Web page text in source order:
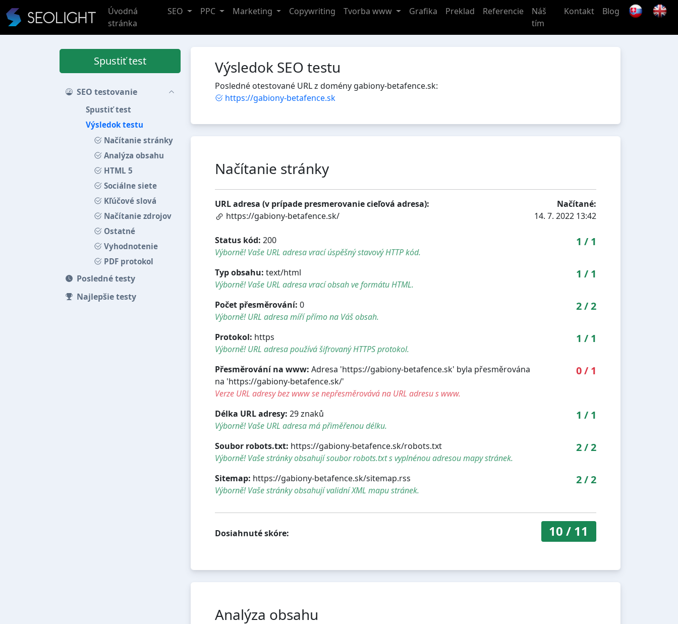
Úvodná
stránka
SEO PPC Marketing Copywriting Tvorba www Grafika Preklad Referencie
Náš
tím
Kontakt Blog
Spustiť test
SEO testovanie
Spustiť test
Výsledok testu
Načítanie stránky
Analýza obsahu
HTML 5
Sociálne siete
Kľúčové slová
Načítanie zdrojov
Ostatné
Vyhodnotenie
PDF protokol
Posledné testy
Najlepšie testy
Výsledok SEO testu
Posledné otestované URL z domény gabiony-betafence.sk:
https://gabiony-betafence.sk
Načítanie stránky
URL adresa (v prípade presmerovanie cieľová adresa):
https://gabiony-betafence.sk/
Načítané:
14. 7. 2022 13:42
Status kód: 200
Výborně! Vaše URL adresa vrací úspěšný stavový HTTP kód.
1 / 1
Typ obsahu: text/html
Výborně! Vaše URL adresa vrací obsah ve formátu HTML.
1 / 1
Počet přesměrování: 0
Výborně! URL adresa míří přímo na Váš obsah.
2/2
Protokol: https
Výborně! URL adresa používá šifrovaný HTTPS protokol.
1 / 1
Přesměrování na www: Adresa 'https://gabiony-betafence.sk' byla přesměrována
na 'https://gabiony-betafence.sk/'
Verze URL adresy bez www se nepřesměrovává na URL adresu s www.
0/ 1
Délka URL adresy: 29 znaků
Výborně! Vaše URL adresa má přiměřenou délku.
1 / 1
Soubor robots.txt: https://gabiony-betafence.sk/robots.txt
Výborně! Vaše stránky obsahují soubor robots.txt s vyplnénou adresou mapy stránek.
2/2
Sitemap: https://gabiony-betafence.sk/sitemap.rss
Výborně! Vaše stránky obsahují validní XML mapu stránek.
2/2
Dosiahnuté skóre: 10 / 11
Analýza obsahu